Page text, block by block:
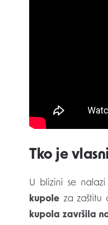
Tko je
U blizini se nalazi
kupole za zaštitu
kupola završila